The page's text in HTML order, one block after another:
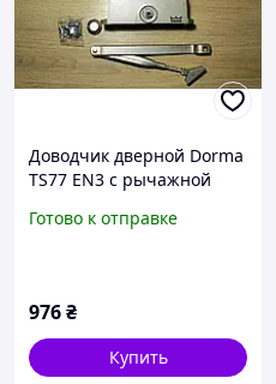
Доводчик дверной Dorma
TS77 EN3 с рычажной
Готово к отправке
976₴
Купить